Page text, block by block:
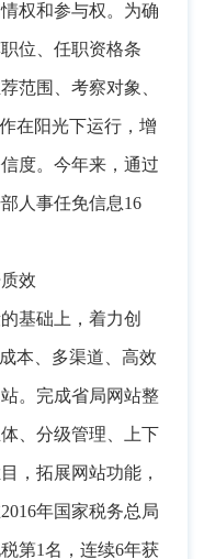
权和参与权。 为确
位、任职资格条
范围、考察对象、
在阳光下运行，增
度。 今年来，通过
人事任免信息16
效
基础上 ， 着力创
本、多渠道、高效
。完成省局网站整
、分级管理、上下
， 拓展网站功能，
年国家税务总局
第1名，连续6年获